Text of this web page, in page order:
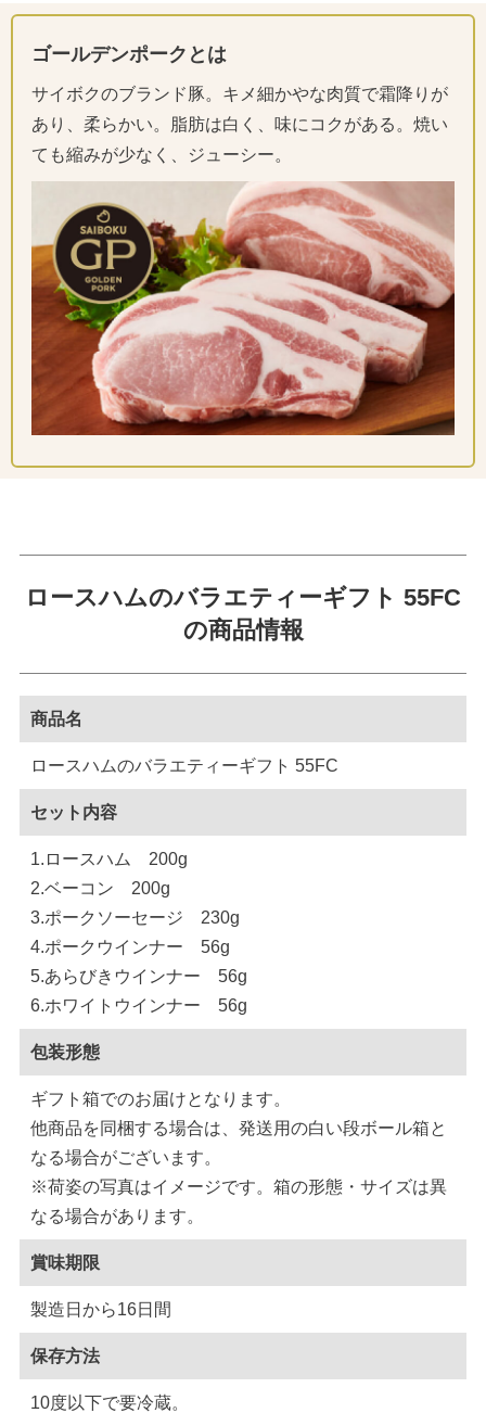
ゴールデンポークとは
サイボクのブランド豚。キメ細かやな肉質で霜降りが
あり、柔らかい。脂肪は白く、味にコクがある。焼い
ても縮みが少なく、ジューシー。
ロースハムのバラエティーギフト 55FC
の商品情報
商品名
ロースハムのバラエティーギフト 55FC
セット内容
1.ロースハム 200g
2.ベーコン 200g
3.ポークソーセージ 230g
4.ポークウインナー 56g
5.あらびきウインナー 56g
6.ホワイトウインナー 56g
包装形態
ギフト箱でのお届けとなります。
他商品を同梱する場合は、発送用の白い段ボール箱と
なる場合がございます。
※荷姿の写真はイメージです。箱の形態・サイズは異
なる場合があります。
賞味期限
製造日から16日間
保存方法
10度以下で要冷蔵。